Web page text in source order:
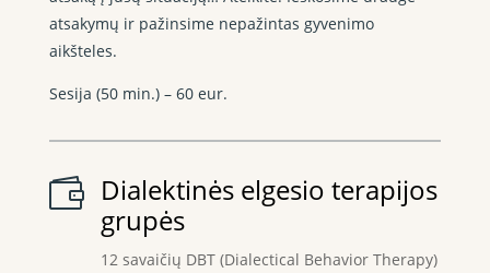
atsakymų ir pažinsime nepažintas gyvenimo
aikšteles.
Sesija (50 min.) – 60 eur.
 Dialektinės elgesio terapijos
grupės
12 savaičių DBT (Dialectical Behavior Therapy)